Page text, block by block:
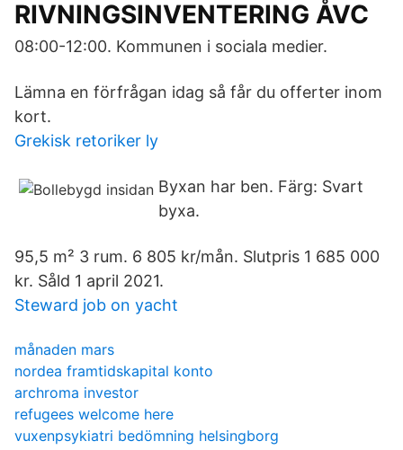
RIVNINGSINVENTERING ÅVC
08:00-12:00. Kommunen i sociala medier.
Lämna en förfrågan idag så får du offerter inom
kort.
Grekisk retoriker ly
Byxan har ben. Färg: Svart
byxa.
95,5 m² 3 rum. 6 805 kr/mån. Slutpris 1 685 000
kr. Såld 1 april 2021.
Steward job on yacht
månaden mars
nordea framtidskapital konto
archroma investor
refugees welcome here
vuxenpsykiatri bedömning helsingborg